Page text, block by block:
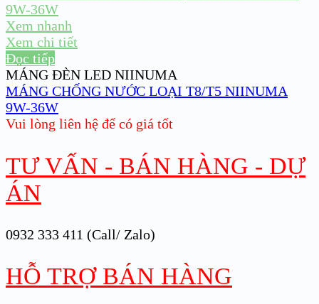
Xem nhanh
Xem chi tiết
Đọc tiếp
MÁNG ĐÈN LED NIINUMA
MÁNG CHỐNG NƯỚC LOẠI T8/T5 NIINUMA
9W-36W
Vui lòng liên hệ để có giá tốt
TƯ VẤN - BÁN HÀNG - DỰ
ÁN
0932 333 411 (Call/ Zalo)
HỖ TRỢ BÁN HÀNG